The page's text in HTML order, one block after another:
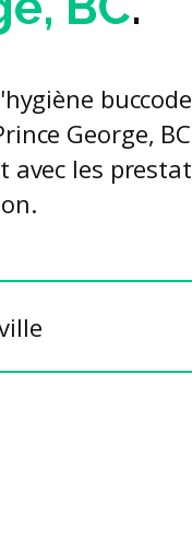
George,
avec les